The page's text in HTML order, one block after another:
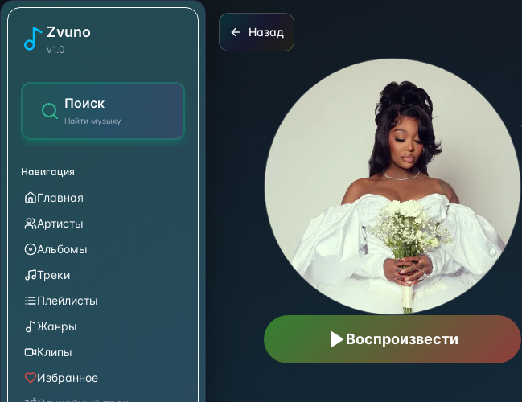
Zvuno
v1.0
Поиск
Найти музыку
Навигация
Главная
Артисты
Альбомы
Треки
Плейлисты
Жанры
Клипы
Избранное
Summer Walker
Назад
Воспроизвести